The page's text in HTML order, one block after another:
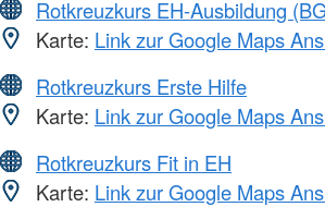
Rotkreuzkurs EH-Ausbildung
Karte: Link zur Google Maps
Rotkreuzkurs Erste Hilfe
Karte: Link zur Google Maps
Rotkreuzkurs Fit in EH
Karte: Link zur Google Maps